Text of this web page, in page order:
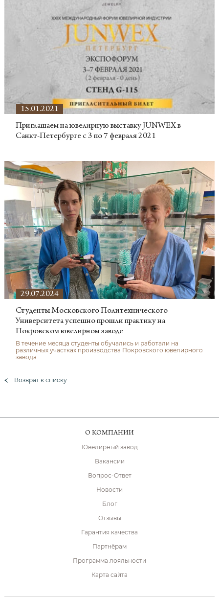
15.01.2021
Приглашаем на ювелирную выставку JUNWEX в
Санкт-Петербурге с 3 по 7 февраля 2021
29.07.2024
Студенты Московского Политехнического
Университета успешно прошли практику на
Покровском ювелирном заводе
В течение месяца студенты обучались и работали на
различных участках производства Покровского ювелирного
завода
Возврат к списку
О КОМПАНИИ
Ювелирный завод
Вакансии
Вопрос-Ответ
Новости
Блог
Отзывы
Гарантия качества
Партнёрам
Программа лояльности
Карта сайта